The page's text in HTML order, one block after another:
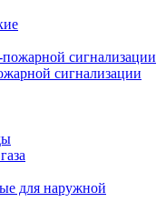
сигнализации
для наружной